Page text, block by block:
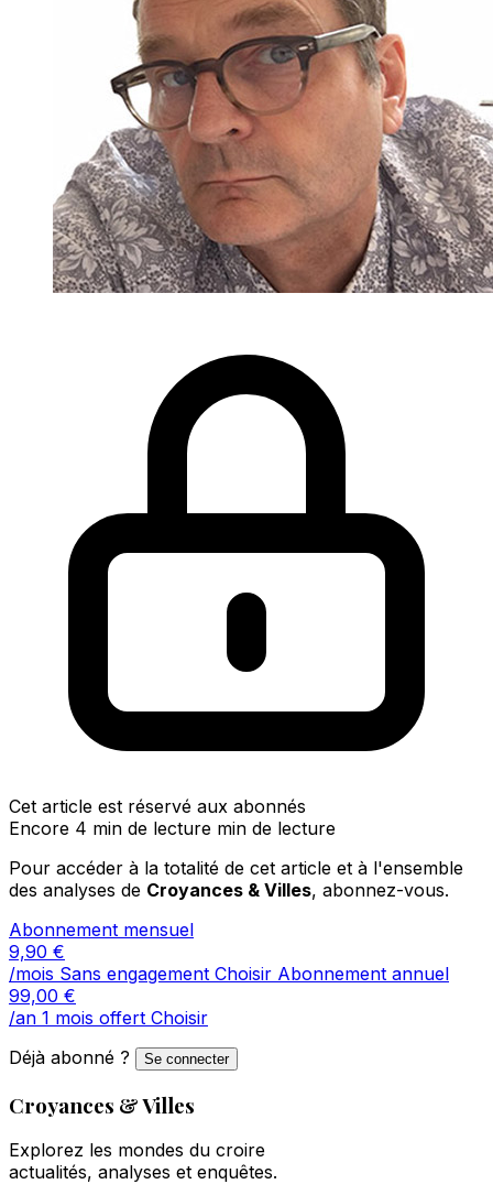
Cet article est réservé aux abonnés
Encore 4 min de lecture min de lecture
Pour accéder à la totalité de cet article et à l'ensemble
des analyses de Croyances & Villes, abonnez-vous.
Abonnement mensuel
9,90 €
/mois Sans engagement Choisir Abonnement annuel
99,00 €
/an 1 mois offert Choisir
Déjà abonné ?
Se connecter
Croyances & Villes
Explorez les mondes du croire
actualités, analyses et enquêtes.